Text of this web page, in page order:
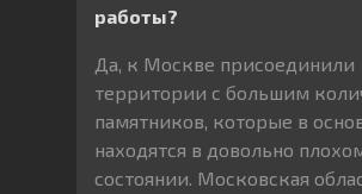
работы?
Да, к Москве присоединили
территории с большим
памятников, которые в
находятся в довольно
состоянии. Московская